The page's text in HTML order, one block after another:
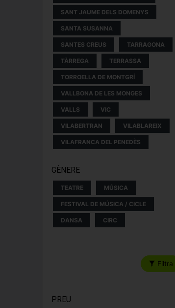
SANT JAUME DELS DOMENYS
SANTA SUSANNA
SANTES CREUS TARRAGONA
TÀRREGA TERRASSA
TORROELLA DE MONTGRÍ
VALLBONA DE LES MONGES
VALLS VIC
VILABERTRAN VILABLAREIX
VILAFRANCA DEL PENEDÈS
GÈNERE
TEATRE MÚSICA
FESTIVAL DE MÚSICA / CICLE
DANSA CIRC
Filtra
PREU